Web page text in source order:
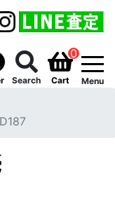
Search
0
Cart Menu